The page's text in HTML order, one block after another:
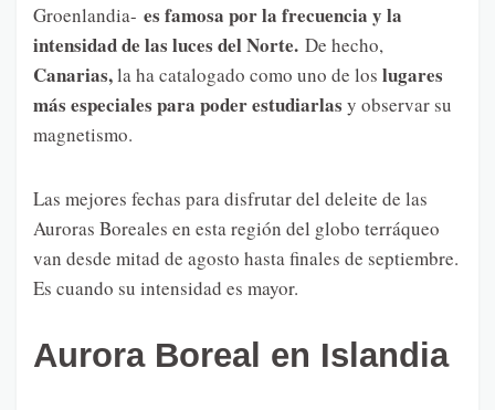
Groenlandia- es famosa por la frecuencia y la
intensidad de las luces del Norte. De hecho,
Canarias,la ha catalogado como uno de los lugares
más especiales para poder estudiarlas y observar su
magnetismo.
Las mejores fechas para disfrutar del deleite de las
Auroras Boreales en esta región del globo terráqueo
van desde mitad de agosto hasta finales de septiembre.
Es cuando su intensidad es mayor.
Aurora Boreal en Islandia